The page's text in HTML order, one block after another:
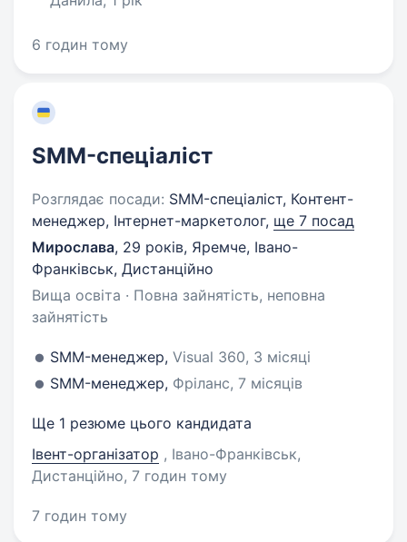
6 годин тому
SMM-спеціаліст
Розглядає посади: SMM-спеціаліст, Контент-
менеджер, Інтернет-маркетолог, ще 7 посад
Мирослава, 29 років, Яремче, Івано-
Франківськ, Дистанційно
Вища освіта · Повна зайнятість, неповна
зайнятість
SMM-менеджер, Visual 360, 3 місяці
SMM-менеджер, Фріланс, 7 місяців
Ще 1 резюме цього кандидата
Івент-організатор , Івано-Франківськ,
Дистанційно, 7 годин тому
7 годин тому